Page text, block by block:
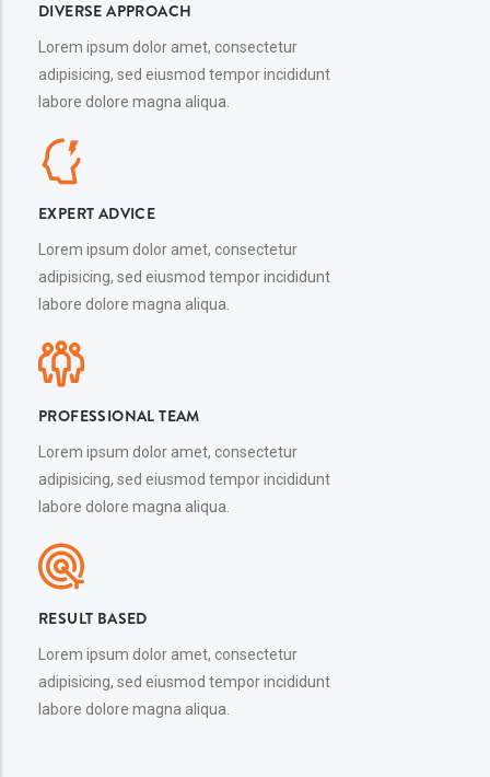
DIVERSE APPROACH
Lorem ipsum dolor amet, consectetur
adipisicing, sed eiusmod tempor incididunt
labore dolore magna aliqua.
EXPERT ADVICE
Lorem ipsum dolor amet, consectetur
adipisicing, sed eiusmod tempor incididunt
labore dolore magna aliqua.
PROFESSIONAL TEAM
Lorem ipsum dolor amet, consectetur
adipisicing, sed eiusmod tempor incididunt
labore dolore magna aliqua.
RESULT BASED
Lorem ipsum dolor amet, consectetur
adipisicing, sed eiusmod tempor incididunt
labore dolore magna aliqua.